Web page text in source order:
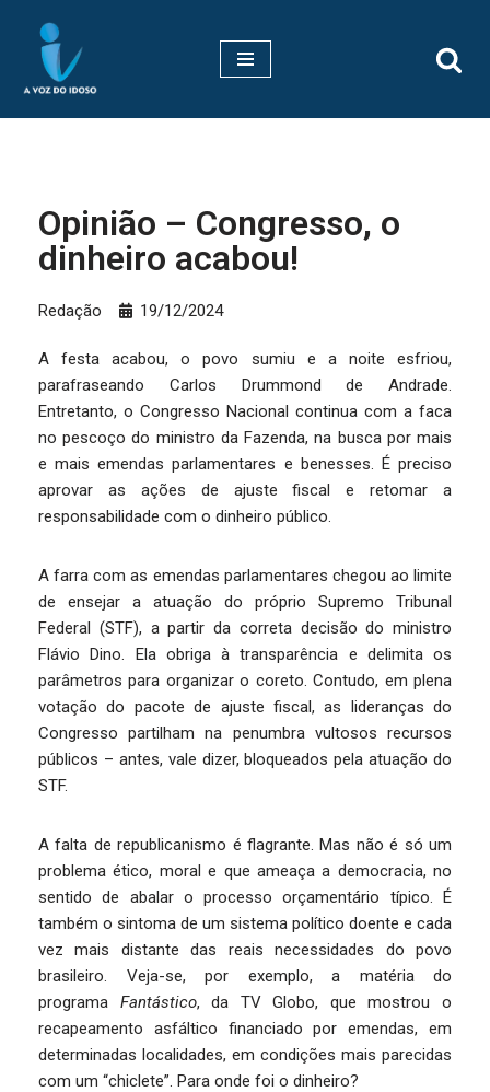
Pular
para
Opinião – Congresso, o
dinheiro acabou!
Redação 19/12/2024
A festa acabou, o povo sumiu e a noite esfriou,
parafraseando Carlos Drummond de Andrade.
Entretanto, o Congresso Nacional continua com a faca
no pescoço do ministro da Fazenda, na busca por mais
e mais emendas parlamentares e benesses. É preciso
aprovar as ações de ajuste fiscal e retomar a
responsabilidade com o dinheiro público.
A farra com as emendas parlamentares chegou ao limite
de ensejar a atuação do próprio Supremo Tribunal
Federal (STF), a partir da correta decisão do ministro
Flávio Dino. Ela obriga à transparência e delimita os
parâmetros para organizar o coreto. Contudo, em plena
votação do pacote de ajuste fiscal, as lideranças do
Congresso partilham na penumbra vultosos recursos
públicos – antes, vale dizer, bloqueados pela atuação do
STF.
A falta de republicanismo é flagrante. Mas não é só um
problema ético, moral e que ameaça a democracia, no
sentido de abalar o processo orçamentário típico. É
também o sintoma de um sistema político doente e cada
vez mais distante das reais necessidades do povo
brasileiro. Veja-se, por exemplo, a matéria do
programa Fantástico, da TV Globo, que mostrou o
recapeamento asfáltico financiado por emendas, em
determinadas localidades, em condições mais parecidas
com um “chiclete”. Para onde foi o dinheiro?